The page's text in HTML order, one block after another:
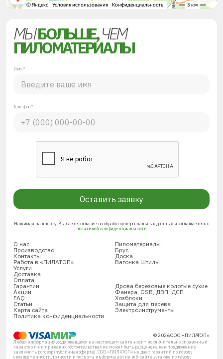
МЫБОЛЬШЕ,ЧЕМ
ПИЛОМАТЕРИАЛЫ
Имя*
Телефон*
Оставить заявку
Нажимая на кнопку, Вы даете согласие на обработку персональных данных и соглашаетесь с
политикой конфиденциальности
О нас
Производство
Контакты
Работа в «ПИЛАТОП»
Услуги
Доставка
Оплата
Гарантии
Акции
FAQ
Статьи
Карта сайта
Политика конфиденциальности
Пиломатериалы
Брус
Доска
Вагонка Штиль
Дрова берёзовые колотые сухие
Фанера, OSB, ДВП, ДСП
Хозблоки
Защита для дерева
Электроинструменты
© 2026 ООО «ПИЛАТОП»
Любая информация, содержащаяся на настоящем сайте, носит исключительно справочный
характер и ни при каких обстоятельствах не может быть расценена как предложение
заключить договор (публичная оферта). ООО «ПИЛАТОП» не дает гарантий по поводу
своевременности, точности и полноты информации на веб-сайте, а также по поводу